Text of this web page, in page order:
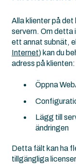
Alla klienter på
servern. Om detta
ett annat subnät,
Internet) kan du
adress på klienten:
Öppna
Lägg till
ändringen
Detta fält kan ha
tillgängliga